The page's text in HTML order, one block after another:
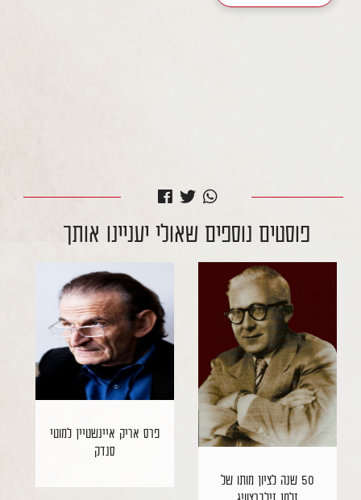
פוסטים נוספים שאולי יעניינו אותך
פרס אריק איינשטיין למוטי
סנדק
50 שנה לציון מותו של